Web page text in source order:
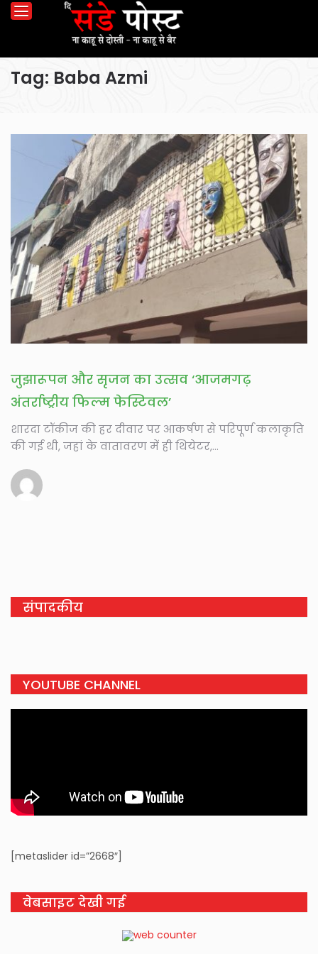
Tag: Baba Azmi
जुझारूपन और सृजन का उत्सव ‘आजमगढ़
अंतर्राष्ट्रीय फिल्म फेस्टिवल’
शारदा टॉकीज की हर दीवार पर आकर्षण से परिपूर्ण कलाकृति
की गई थी, जहां के वातावरण में ही थियेटर,...
संपादकीय
YOUTUBE CHANNEL
[metaslider id=”2668″]
वेबसाइट देखी गई